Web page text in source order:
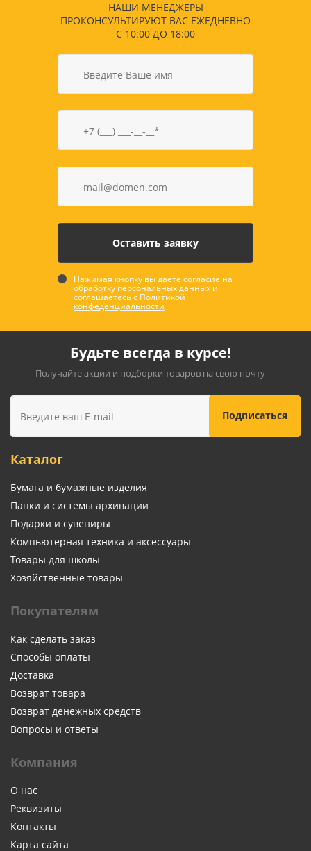
НАШИ МЕНЕДЖЕРЫ
ПРОКОНСУЛЬТИРУЮТ ВАС ЕЖЕДНЕВНО
С 10:00 ДО 18:00
Нажимая кнопку вы даете согласие на
обработку персональных данных и
соглашаетесь с Политикой
конфеденциальности
Будьте всегда в курсе!
Получайте акции и подборки товаров на свою почту
Каталог
Бумага и бумажные изделия
Папки и системы архивации
Подарки и сувениры
Компьютерная техника и аксессуары
Товары для школы
Хозяйственные товары
Покупателям
Как сделать заказ
Способы оплаты
Доставка
Возврат товара
Возврат денежных средств
Вопросы и ответы
Компания
О нас
Реквизиты
Контакты
Карта сайта